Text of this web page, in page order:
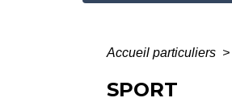
Accueil particuliers >
SPORT